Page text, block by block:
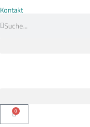
Inhalt
springen
Kontakt
Suche
Suche
0
Warenkorb